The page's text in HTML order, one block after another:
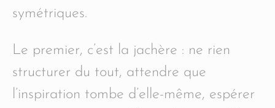
symétriques.
Le premier, c’est la jachère : ne rien
structurer du tout, attendre que
l’inspiration tombe d’elle-même, espérer